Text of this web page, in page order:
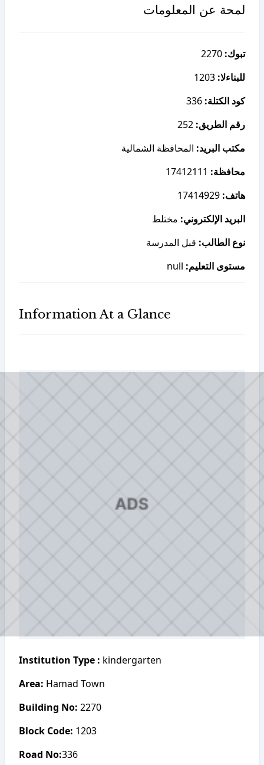
لمحة عن المعلومات
تبوك:
للبناءلا:
كود الكتلة:
رقم الطريق:
مكتب البريد: المحافظة الشمالية
محافظة:
هاتف:
البريد الإلكتروني: مختلط
نوع الطالب: قبل المدرسة
مستوى التعليم:
Information At a Glance
Institution Type : kindergarten
Area: Hamad Town
Building No: 2270
Block Code: 1203
Road No:336